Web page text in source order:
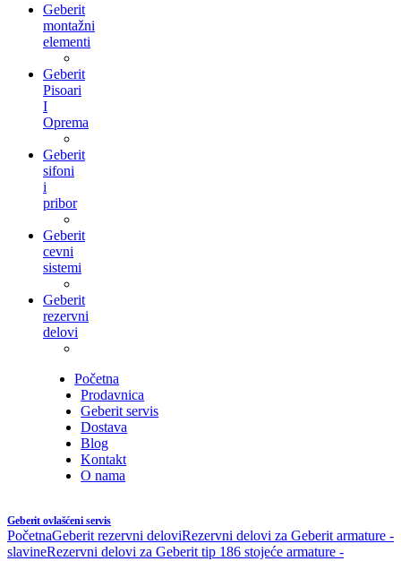
Geberit
montažni
elementi
Geberit
Pisoari
I
Oprema
Geberit
sifoni
i
pribor
Geberit
cevni
sistemi
Geberit
rezervni
delovi
Početna
Prodavnica
Geberit servis
Dostava
Blog
Kontakt
O nama
Geberit ovlašćeni servis
PočetnaGeberit rezervni deloviRezervni delovi za Geberit armature -
slavineRezervni delovi za Geberit tip 186 stojeće armature -